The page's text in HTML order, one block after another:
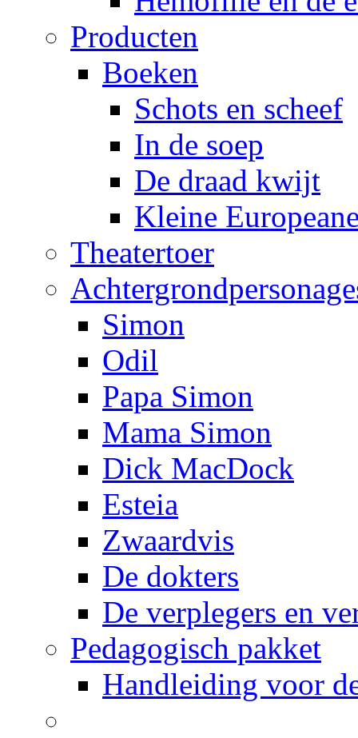
Producten
Boeken
Schots en scheef
In de soep
De draad kwijt
Kleine
Theatertoer
Simon
Odil
Papa Simon
Mama Simon
Dick MacDock
Esteia
Zwaardvis
De dokters
De verplegers en
Pedagogisch pakket
Handleiding voor